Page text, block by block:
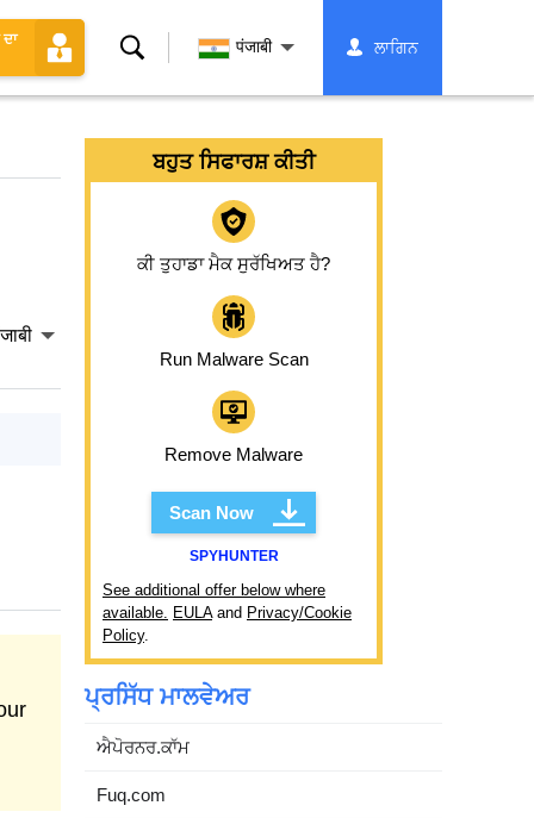
ਖੋਜ पंजाबी ਲਾਗਿਨ
ਬਹੁਤ ਸਿਫਾਰਸ਼ ਕੀਤੀ
ਕੀ ਤੁਹਾਡਾ ਮੈਕ ਸੁਰੱਖਿਅਤ ਹੈ?
Run Malware Scan
Remove Malware
Scan Now
SPYHUNTER
See additional offer below where
available. EULAand Privacy/Cookie
Policy.
ਪ੍ਰਸਿੱਧ ਮਾਲਵੇਅਰ
ਐਪੋਰਨਰ.ਕਾੱਮ
Fuq.com